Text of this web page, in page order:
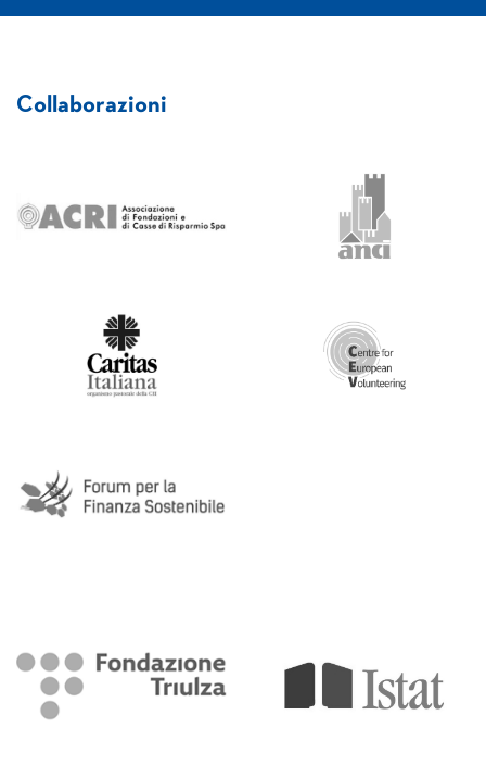
Collaborazioni